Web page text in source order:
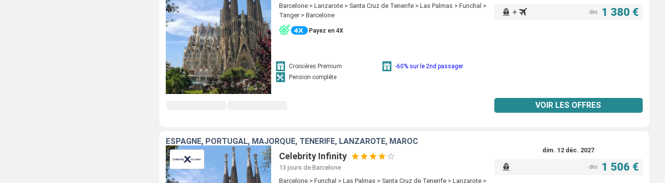
Barcelone > Lanzarote > Santa Cruz de Tenerife > Las Palmas > Funchal >
Tanger > Barcelone
Payez en 4X
Croisières Premium
-60% sur le 2nd passager
Pension complète
+ dès 1 380 €
VOIR LES OFFRES
ESPAGNE, PORTUGAL, MAJORQUE, TENERIFE, LANZAROTE, MAROC
Celebrity Infinity
13 jours de Barcelone
Barcelone > Funchal > Las Palmas > Santa Cruz de Tenerife > Lanzarote >
dim. 12 déc. 2027
dès 1 506 €